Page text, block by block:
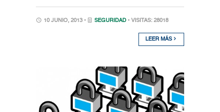
10 JUNIO, 2013 • SEGURIDAD • VISITAS: 28018
LEER MÁS